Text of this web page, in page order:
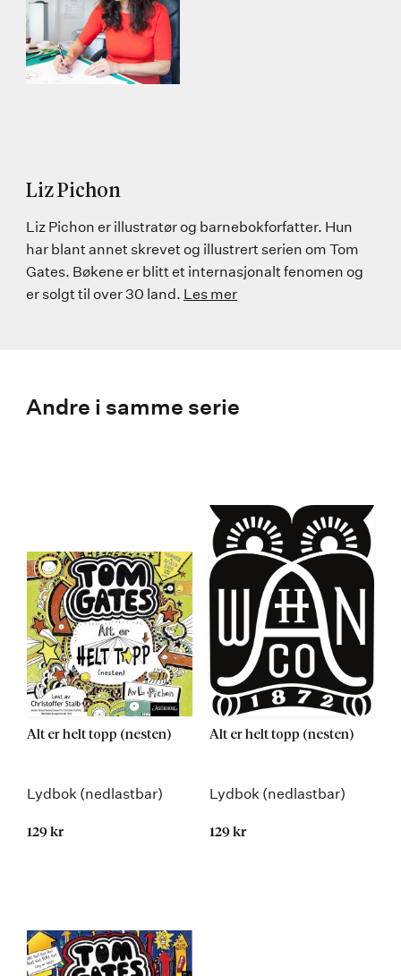
Liz Pichon
Liz Pichon er illustratør og barnebokforfatter. Hun
har blant annet skrevet og illustrert serien om Tom
Gates. Bøkene er blitt et internasjonalt fenomen og
er solgt til over 30 land. Les mer
Andre i samme serie
Alt er helt topp (nesten)
Lydbok (nedlastbar)
129 kr
Alt er helt topp (nesten)
Lydbok (nedlastbar)
129 kr